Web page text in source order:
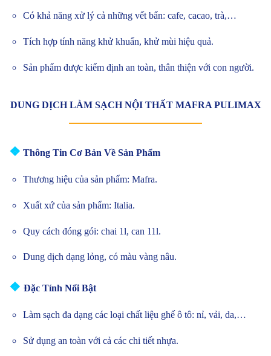
Có khả năng xử lý cả những vết bẩn: cafe, cacao, trà,…
Tích hợp tính năng khử khuẩn, khử mùi hiệu quả.
Sản phẩm được kiểm định an toàn, thân thiện với con người.
DUNG DỊCH LÀM SẠCH NỘI THẤT MAFRA PULIMAX
❖ Thông Tin Cơ Bản Về Sản Phẩm
Thương hiệu của sản phẩm: Mafra.
Xuất xứ của sản phẩm: Italia.
Quy cách đóng gói: chai 1l, can 11l.
Dung dịch dạng lỏng, có màu vàng nâu.
❖ Đặc Tính Nổi Bật
Làm sạch đa dạng các loại chất liệu ghế ô tô: nỉ, vải, da,…
Sử dụng an toàn với cả các chi tiết nhựa.